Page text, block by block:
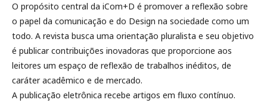
O propósito central da iCom+D é promover a reflexão sobre
o papel da comunicação e do Design na sociedade como um
todo. A revista busca uma orientação pluralista e seu objetivo
é publicar contribuições inovadoras que proporcione aos
leitores um espaço de reflexão de trabalhos inéditos, de
caráter acadêmico e de mercado.
A publicação eletrônica recebe artigos em fluxo contínuo.